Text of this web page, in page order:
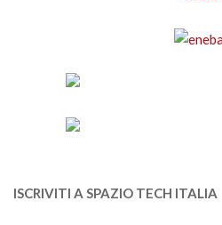
ISCRIVITI A SPAZIO TECH ITALIA